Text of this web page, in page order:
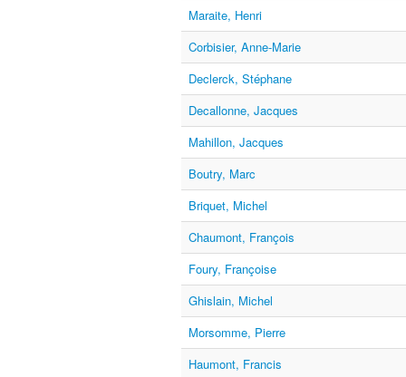
Maraite, Henri
Corbisier, Anne-Marie
Declerck, Stéphane
Decallonne, Jacques
Mahillon, Jacques
Boutry, Marc
Briquet, Michel
Chaumont, François
Foury, Françoise
Ghislain, Michel
Morsomme, Pierre
Haumont, Francis